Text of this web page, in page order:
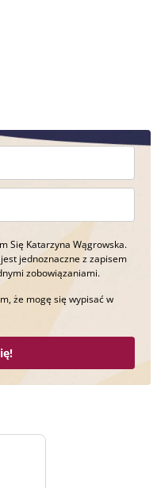
Się Katarzyna Wągrowska.
jednoznaczne z zapisem
zobowiązaniami.
że mogę się wypisać w